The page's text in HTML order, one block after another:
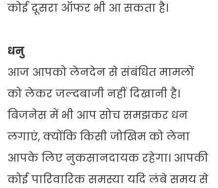
कोई दूसरा ऑफर भी आ सकता है।
धनु
आज आपको लेनदेन से संबंधित मामलों
को लेकर जल्दबाजी नहीं दिखानी है।
बिजनेस में भी आप सोच समझकर धन
लगाएं, क्योंकि किसी जोखिम को लेना
आपके लिए नुकसानदायक रहेगा। आपकी
कोई पारिवारिक समस्या यदि लंबे समय से